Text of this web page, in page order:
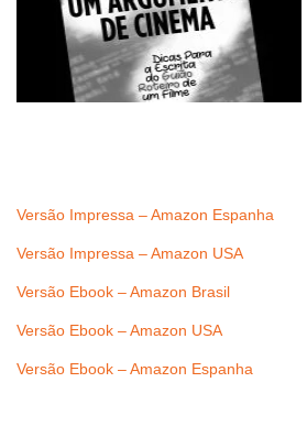
Versão Impressa – Amazon Espanha
Versão Impressa – Amazon USA
Versão Ebook – Amazon Brasil
Versão Ebook – Amazon USA
Versão Ebook – Amazon Espanha